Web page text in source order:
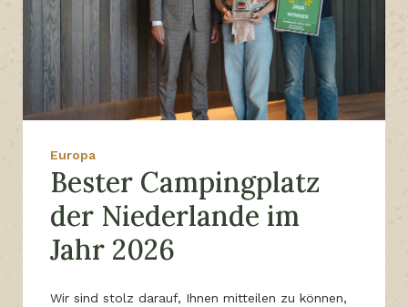
Europa
Bester Campingplatz
der Niederlande im
Jahr 2026
Wir sind stolz darauf, Ihnen mitteilen zu können,